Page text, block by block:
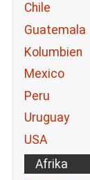
Chile
Guatemala
Kolumbien
Mexico
Peru
Uruguay
USA
Afrika